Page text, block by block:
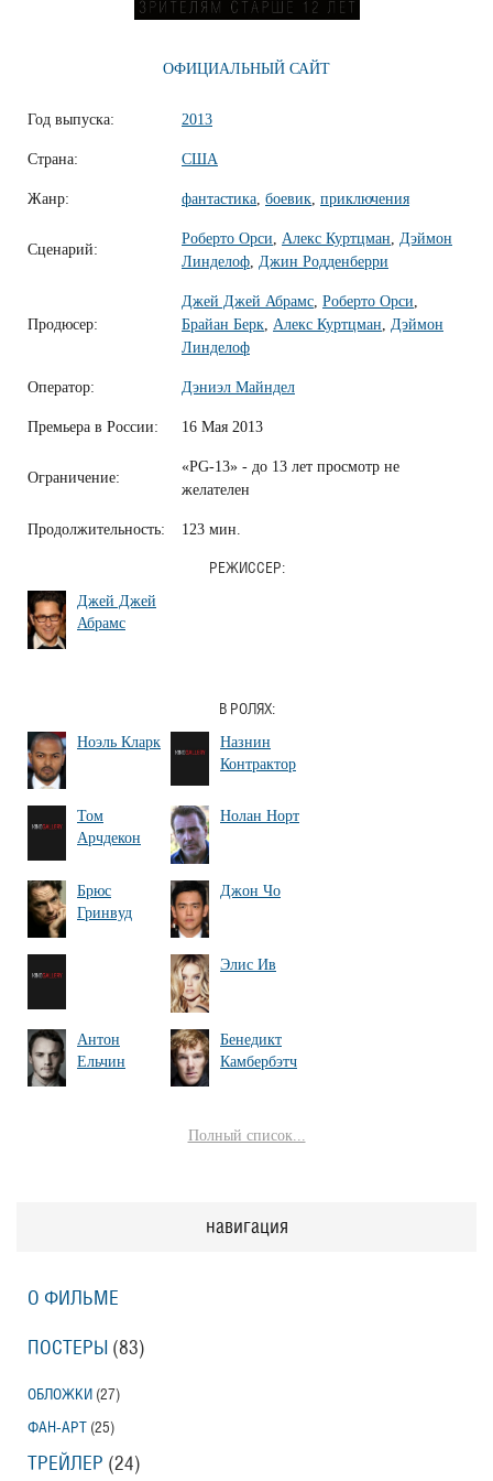
ОФИЦИАЛЬНЫЙ САЙТ
Год выпуска: 2013
Страна: США
Жанр: фантастика, боевик, приключения
Сценарий:
Роберто Орси, Алекс Куртцман, Дэймон
Линделоф, Джин Родденберри
Продюсер:
Джей Джей Абрамс, Роберто Орси,
Брайан Берк, Алекс Куртцман, Дэймон
Линделоф
Оператор: Дэниэл Майндел
Премьера в России: 16 Мая 2013
Ограничение:
«PG-13» - до 13 лет просмотр не
желателен
Продолжительность: 123 мин.
РЕЖИССЕР:
Джей Джей
Абрамс
В РОЛЯХ:
Ноэль Кларк
Назнин
Контрактор
Том
Арчдекон
Нолан Норт
Брюс
Гринвуд
Джон Чо
Элис Ив
Антон
Ельчин
Бенедикт
Камбербэтч
Полный список...
навигация
О ФИЛЬМЕ
ПОСТЕРЫ (83)
ОБЛОЖКИ (27)
ФАН-АРТ (25)
ТРЕЙЛЕР (24)